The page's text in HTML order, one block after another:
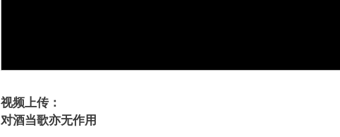
视频上传：
对酒当歌亦无作用